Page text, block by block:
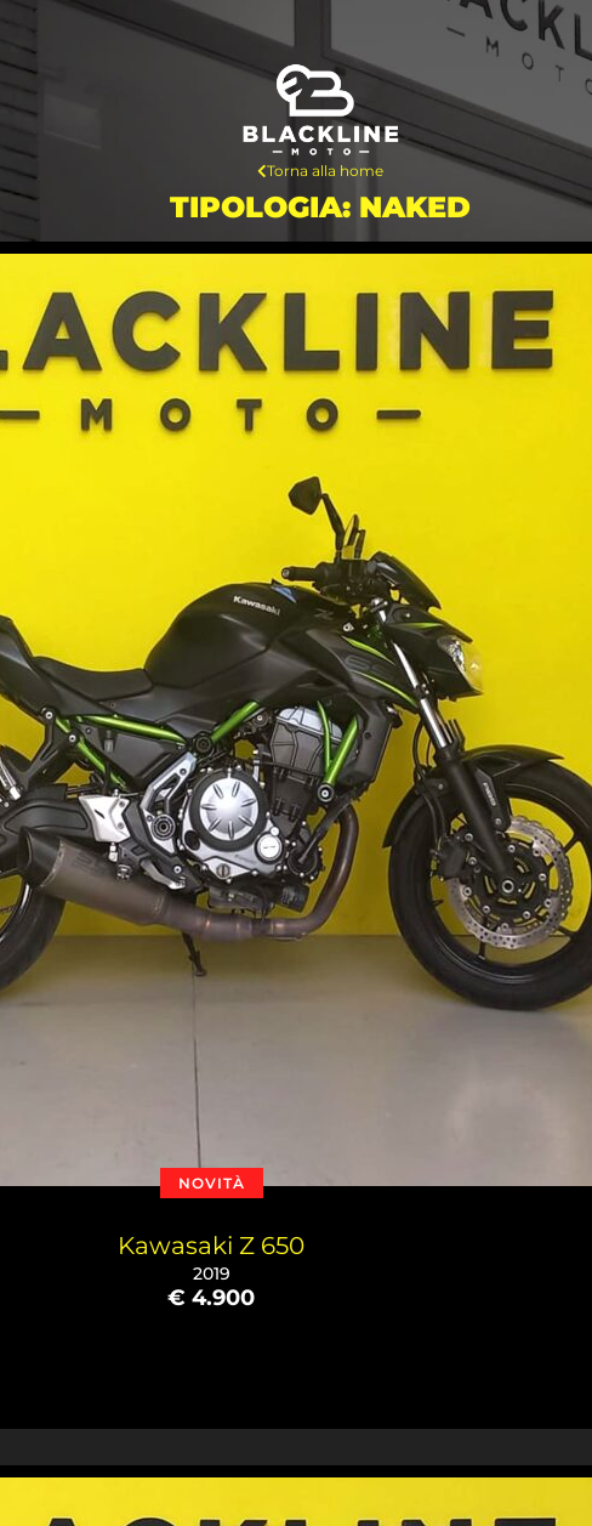
Torna alla home
TIPOLOGIA: NAKED
NOVITÀ
Kawasaki Z 650
2019
€ 4.900